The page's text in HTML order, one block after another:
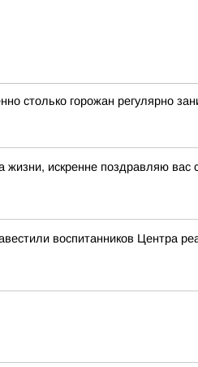
столько горожан регулярно
жизни, искренне поздравляю
воспитанников Центра